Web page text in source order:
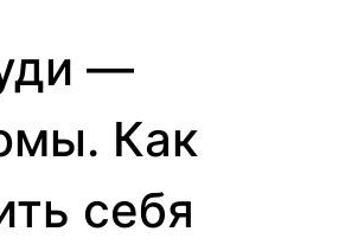
—
Как
себя